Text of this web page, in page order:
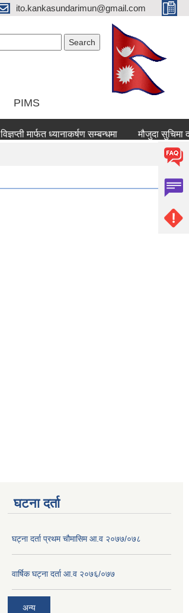
ito.kankasundarimun@gmail.com
PIMS
मार्फत ध्यानाकर्षण सम्बन्धमा मौजुदा सुचिमा दर्ता
घटना दर्ता
घट्ना दर्ता प्रथम चौमासिम आ.व २०७७/०७८
वार्षिक घट्ना दर्ता आ.व २०७६/०७७
अन्य